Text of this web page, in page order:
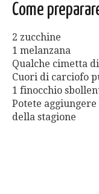
Come
2 zucchine
1 melanzana
Qualche cimetta
Cuori di carciofo
1 finocchio
Potete
della stagione